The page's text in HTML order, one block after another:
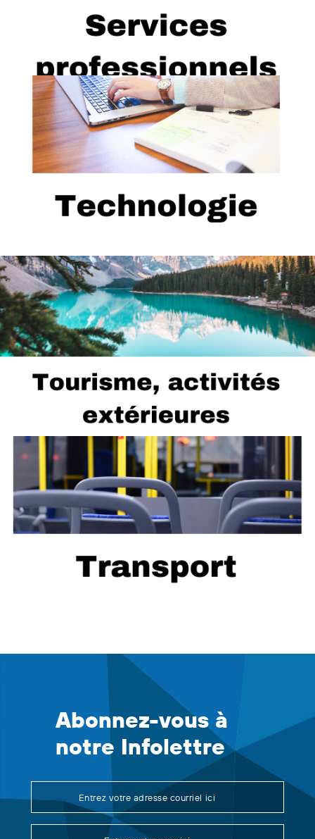
production, environnement, etc.
...
...
Activités extérieures, guides touristiques, etc.
...
Abonnez-vous à
notre Infolettre